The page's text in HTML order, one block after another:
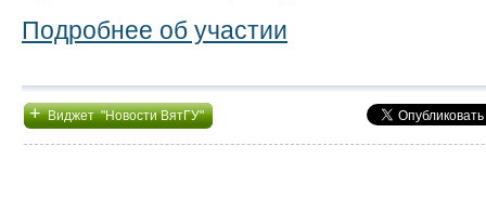
Подробнее об участии
+Виджет "Новости ВятГУ"